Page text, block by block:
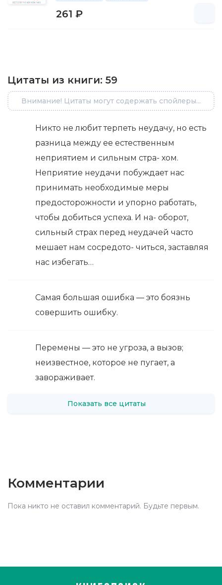
261 ₽
Цитаты из книги: 59
Внимание! Цитаты могут содержать спойлеры...
Никто не любит терпеть неудачу, но есть
разница между ее естественным
неприятием и сильным стра- хом.
Неприятие неудачи побуждает нас
принимать необходимые меры
предосторожности и упорно работать,
чтобы добиться успеха. И на- оборот,
сильный страх перед неудачей часто
мешает нам сосредото- читься, заставляя
нас избегать…
Самая большая ошибка — это боязнь
совершить ошибку.
Перемены — это не угроза, а вызов;
неизвестное, которое не пугает, а
завораживает.
Показать все цитаты
Комментарии
Пока никто не оставил комментарий. Будьте первым.